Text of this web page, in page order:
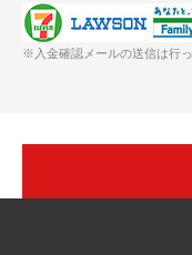
※入金確認メールの送信は行